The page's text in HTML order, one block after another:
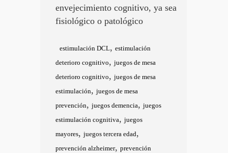
envejecimiento cognitivo, ya sea
fisiológico o patológico
estimulación DCL, estimulación
deterioro cognitivo, juegos de mesa
deterioro cognitivo, juegos de mesa
estimulación, juegos de mesa
prevención, juegos demencia, juegos
estimulación cognitiva, juegos
mayores, juegos tercera edad,
prevención alzheimer, prevención